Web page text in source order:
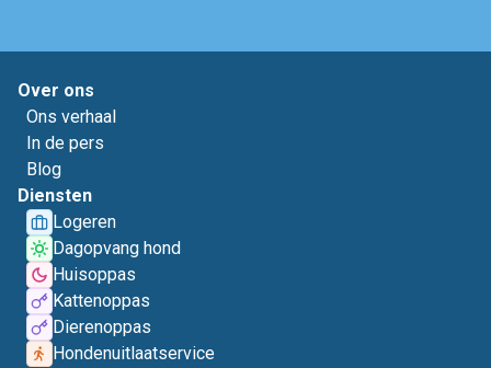
Over ons
Ons verhaal
In de pers
Blog
Diensten
Logeren
Dagopvang hond
Huisoppas
Kattenoppas
Dierenoppas
Hondenuitlaatservice